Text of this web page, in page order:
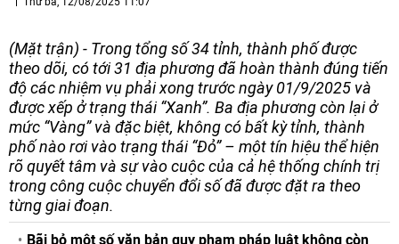
(Mặt trận) - Trong tổng số 34 tỉnh, thành phố được
theo dõi, có tới 31 địa phương đã hoàn thành đúng tiến
độ các nhiệm vụ phải xong trước ngày 01/9/2025 và
được xếp ở trạng thái “Xanh”. Ba địa phương còn lại ở
mức “Vàng” và đặc biệt, không có bất kỳ tỉnh, thành
phố nào rơi vào trạng thái “Đỏ” – một tín hiệu thể hiện
rõ quyết tâm và sự vào cuộc của cả hệ thống chính trị
trong công cuộc chuyển đổi số đã được đặt ra theo
từng giai đoạn.
Bãi bỏ một số văn bản quy phạm pháp luật không còn